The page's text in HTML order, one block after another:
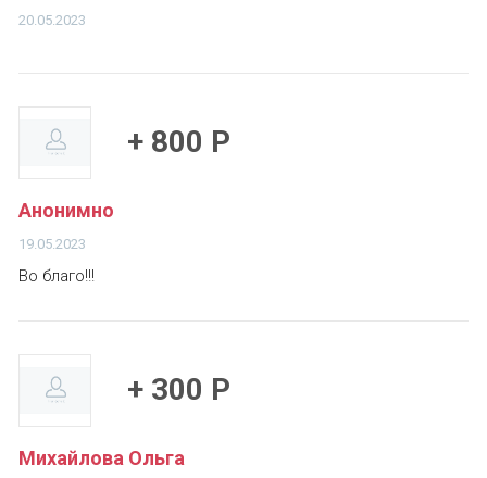
20.05.2023
Анонимно
19.05.2023
Во благо!!!
+ 800 Р
Михайлова Ольга
+ 300 Р